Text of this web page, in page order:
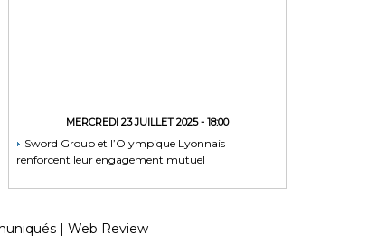
MERCREDI 23 JUILLET 2025 - 18:00
Sword Group et l’Olympique Lyonnais
renforcent leur engagement mutuel
| Web Review